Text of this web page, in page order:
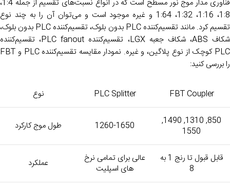
فناوری مدار موج نور مسطح است که در انواع نسبت‌های تقسیم از جمله 1:4،
1:8، 1:16، 1:32، 1:64 و غیره موجود است و می‌توان آن را به چند نوع
تقسیم کرد. مانند تقسیم‌کننده PLC بدون بلوک، تقسیم‌کننده PLC بدون بلوک،
شکاف ABS، شکاف جعبه LGX، تقسیم‌کننده PLC fanout، تقسیم‌کننده
PLC کوچک از نوع پلاگین، و غیره. نمودار مقایسه تقسیم‌کننده PLC و FBT
را بررسی کنید:
FBT Coupler
PLC Splitter نوع
850, 1310, 1490,
1550
1260-1650 طول موج کارکرد
قابل قبول تا رنج 1 به
8
عالی برای تمامی نرخ
های اسپلیت
عملکرد